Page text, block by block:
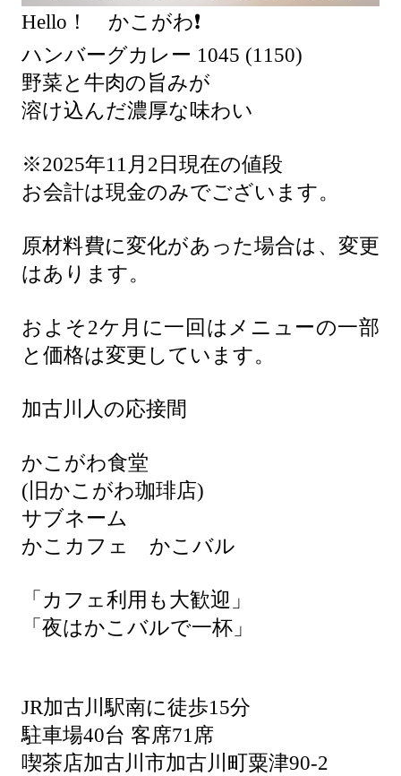
Hello！ かこがわ❗️
ハンバーグカレー 1045 (1150)
野菜と牛肉の旨みが
溶け込んだ濃厚な味わい
※2025年11月2日現在の値段
お会計は現金のみでございます。
原材料費に変化があった場合は、変更
はあります。
およそ2ケ月に一回はメニューの一部
と価格は変更しています。
加古川人の応接間
かこがわ食堂
(旧かこがわ珈琲店)
サブネーム
かこカフェ かこバル
「カフェ利用も大歓迎」
「夜はかこバルで一杯」
JR加古川駅南に徒歩15分
駐車場40台 客席71席
喫茶店加古川市加古川町粟津90-2